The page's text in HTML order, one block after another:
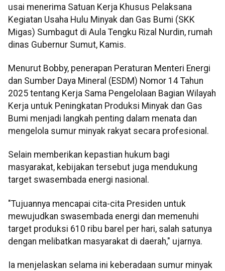
usai menerima Satuan Kerja Khusus Pelaksana
Kegiatan Usaha Hulu Minyak dan Gas Bumi (SKK
Migas) Sumbagut di Aula Tengku Rizal Nurdin, rumah
dinas Gubernur Sumut, Kamis.
Menurut Bobby, penerapan Peraturan Menteri Energi
dan Sumber Daya Mineral (ESDM) Nomor 14 Tahun
2025 tentang Kerja Sama Pengelolaan Bagian Wilayah
Kerja untuk Peningkatan Produksi Minyak dan Gas
Bumi menjadi langkah penting dalam menata dan
mengelola sumur minyak rakyat secara profesional.
Selain memberikan kepastian hukum bagi
masyarakat, kebijakan tersebut juga mendukung
target swasembada energi nasional.
"Tujuannya mencapai cita-cita Presiden untuk
mewujudkan swasembada energi dan memenuhi
target produksi 610 ribu barel per hari, salah satunya
dengan melibatkan masyarakat di daerah," ujarnya.
Ia menjelaskan selama ini keberadaan sumur minyak